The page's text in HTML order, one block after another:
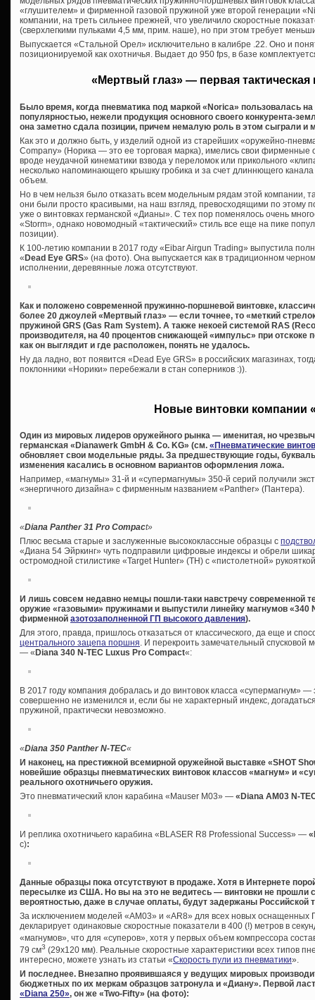
«глушителем» и фирменной газовой пружиной уже второй генерации
компании, на треть сильнее прежней, что увеличило скоростные
(сверхлегкими пульками 4,5 мм, прим. наше), но при этом требует
Выпускается «Стальной Орел» исключительно в калибре .22. Оно и
позиционируемой как охотничья. Выдает до 950 fps, в базе
«Мертвый глаз» — первая тактическая
Было время, когда пневматика под маркой «Norica» пользовалась
популярностью, нежели продукция основного своего конкурента-
она заметно сдала позиции, причем немалую роль в этом сыграли и
Как это и должно быть, у изделий одной из старейших «оружейно-
Company» (Норика — это ее торговая марка), имелись свои фирменные
вроде неудачной кинематики взвода у переломок или прикольного
несколько напоминающего крышку гробика и за счет длиннющего
объем.
Но в чем нельзя было отказать всем модельным рядам этой компании,
они были просто красивыми, на наш взгляд, превосходящими по этому
уже о винтовках германской «Дианы». С тех пор поменялось очень
«Storm», однако новомодный «тактический» стиль все еще на пике
позиции).
К 100-летию компании в 2017 году «Eibar Airgun Trading» выпустила
«Dead Eye GRS» (на фото). Она выпускается как в традиционном
исполнении, деревянные ложа отсутствуют.
Как и положено современной пружинно-поршневой винтовке,
более 20 джоулей «Мертвый глаз» — если точнее, то «меткий
пружиной GRS (Gas Ram System). А также некоей системой RAS
производителя, на 40 процентов снижающей «импульс» при
как он выглядит и где расположен, понять не удалось.
Ну да ладно, вот появится «Dead Eye GRS» в российских магазинах,
поклонники «Норики» перебежали в стан соперников :)).
Новые винтовки компании
Один из мировых лидеров оружейного рынка — именитая, но
германская «Dianawerk GmbH & Co. KG» (см. «Пневматические
обновляет свои модельные ряды. За предшествующие годы,
изменения касались в основном вариантов оформления ложа.
Например, «магнумы» 31-й и «супермагнумы» 350-й серий получили
«энергичного дизайна» с фирменным названием «Panther» (Пантера).
«Diana Panther 31 Pro Compact»
Плюс весьма старые и заслуженные высококлассные образцы с
«Диана 54 Эйркинг» чуть подправили цифровые индексы и обрели
остромодной стилистике «Target Hunter» (ТН) с «пистолетной»
И лишь совсем недавно немцы пошли-таки навстречу современной
оружие «газовыми» пружинами и выпустили линейку магнумов «340
фирменной азотозаполненной ГП высокого давления).
Для этого, правда, пришлось отказаться от классического, да еще и
центрального зацепа поршня. И перекроить замечательный
— « Diana 340 N-TEC Luxus Pro Compact«:
В 2017 году компания добралась и до винтовок класса «супермагнум»
совершенно не изменился и, если бы не характерный индекс,
пружиной, практически невозможно.
«Diana 350 Panther N-TEC«
И наконец, на престижной всемирной оружейной выставке «SHOT
новейшие образцы пневматических винтовок классов «магнум» и
реального охотничьего оружия.
Это пневматический клон карабина «Mauser M03» — «Diana AM03 N-
И реплика охотничьего карабина «BLASER R8 Professional Success» —
с):
Данные образцы пока отсутствуют в продаже. Хотя в Интернете
пересылке из США. Но вы на это не ведитесь — винтовки не прошли
вероятностью, даже в случае оплаты, будут задержаны Российской
За исключением моделей «AM03» и «AR8» для всех новых оснащенных
декларирует одинаковые скоростные показатели в 400 (!) метров в
«магнумов», что для «суперов», хотя у первых объем компрессора
79 см3 (29х120 мм). Реальные скоростные характеристики всех типов
интересно, можете узнать из статьи «Скорость пули из пневматики».
И последнее. Внезапно проявившаяся у ведущих мировых
бюджетных по их меркам образцов затронула и «Диану». Первой
«Diana 250», он же «Two-Fifty» (на фото):